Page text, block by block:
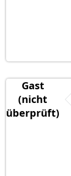
Gast
(nicht
überprüft)